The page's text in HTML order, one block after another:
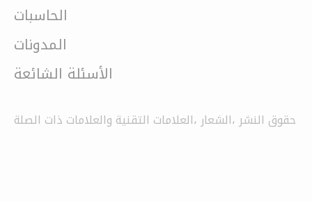
الحاسبات
المدونات
الأسئلة الشائعة
حقوق النشر ،الشعار ،العلامات التقنية والعلامات ذات الصلة